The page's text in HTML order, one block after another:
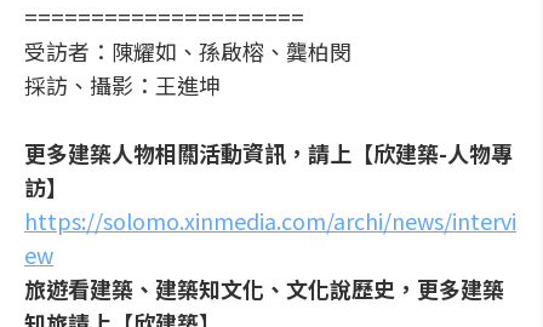
=====================
受訪者：陳耀如、孫啟榕、龔柏閔
採訪、攝影：王進坤
更多建築人物相關活動資訊，請上【欣建築-人物專
訪】
https://solomo.xinmedia.com/archi/news/intervi
ew
旅遊看建築、建築知文化、文化說歷史，更多建築